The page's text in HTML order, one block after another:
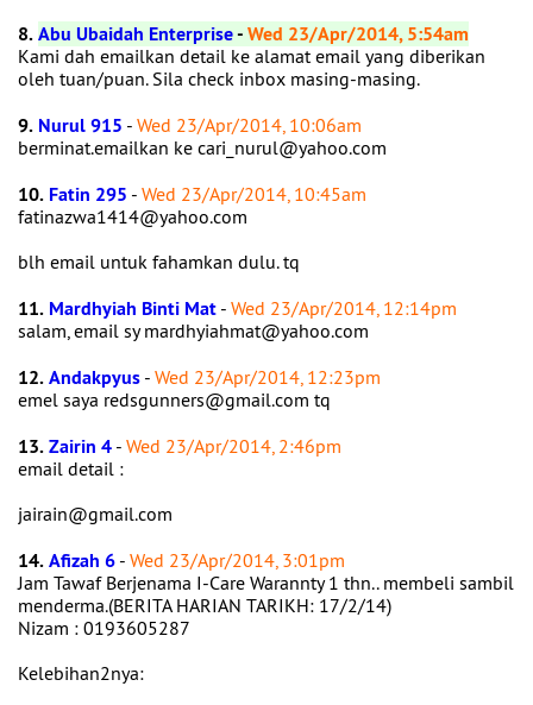
8.Abu Ubaidah Enterprise-Wed 23/Apr/2014, 5:54am
Kami dah emailkan detail ke alamat email yang diberikan
oleh tuan/puan. Sila check inbox masing-masing.
9. Nurul 915 - Wed 23/Apr/2014, 10:06am
berminat.emailkan ke cari_nurul@yahoo.com
10. Fatin 295 - Wed 23/Apr/2014, 10:45am
fatinazwa1414@yahoo.com
blh email untuk fahamkan dulu. tq
11. Mardhyiah Binti Mat - Wed 23/Apr/2014, 12:14pm
salam, email sy mardhyiahmat@yahoo.com
12.Andakpyus - Wed 23/Apr/2014, 12:23pm
emel saya redsgunners@gmail.com tq
13.Zairin 4 - Wed 23/Apr/2014, 2:46pm
email detail :
jairain@gmail.com
14.Afizah 6 - Wed 23/Apr/2014, 3:01pm
Jam Tawaf Berjenama I-Care Warannty 1 thn.. membeli sambil
menderma.(BERITA HARIAN TARIKH: 17/2/14)
Nizam : 0193605287
Kelebihan2nya: